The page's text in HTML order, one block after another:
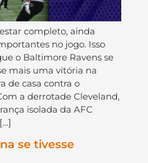
completo, ainda
no jogo. Isso
o Baltimore Ravens se
mais uma vitória na
de casa contra o
a derrotade Cleveland,
isolada da AFC
se tivesse